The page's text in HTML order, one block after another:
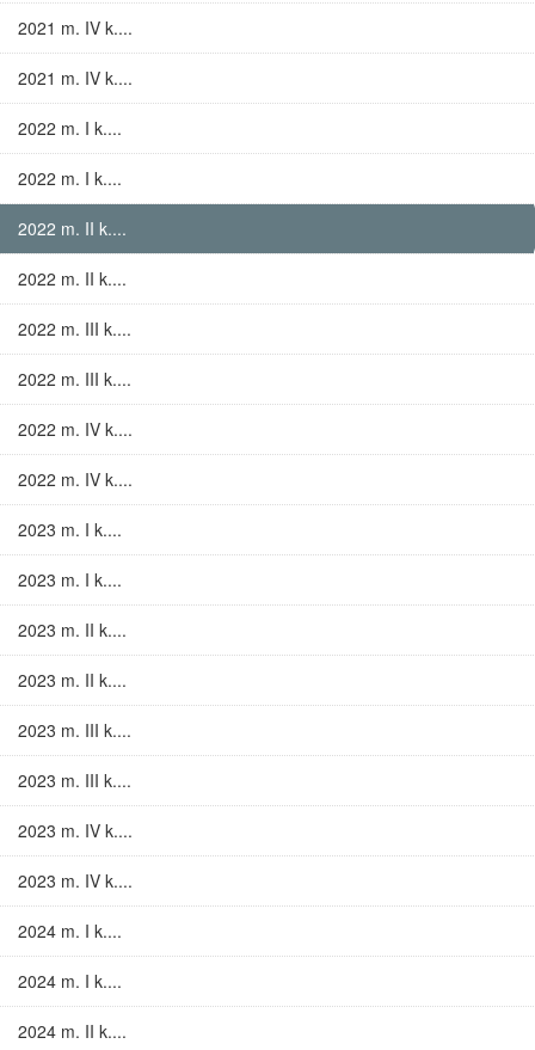
2021 m. IV k....
2021 m. IV k....
2022 m. I k....
2022 m. I k....
2022 m. II k....
2022 m. II k....
2022 m. III k....
2022 m. III k....
2022 m. IV k....
2022 m. IV k....
2023 m. I k....
2023 m. I k....
2023 m. II k....
2023 m. II k....
2023 m. III k....
2023 m. III k....
2023 m. IV k....
2023 m. IV k....
2024 m. I k....
2024 m. I k....
2024 m. II k....